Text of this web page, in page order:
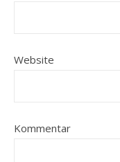
Website
Kommentar